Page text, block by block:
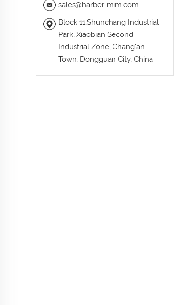
sales@harber-mim.com
Block 11,Shunchang Industrial
Park, Xiaobian Second
Industrial Zone, Chang'an
Town, Dongguan City, China